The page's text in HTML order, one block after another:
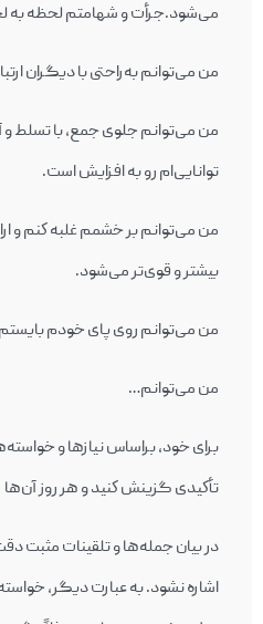
می‌شود.جرأت و شهامتم لحظه به
من می‌توانم به‌راحتی با ديگران
من می‌توانم جلوی جمع، با تسلط
توانايی‌ام رو به افزايش است.
من می‌توانم بر خشمم غلبه كنم و
بيشتر و قوی‌تر می‌شود.
من می‌توانم روی پای خودم
من می‌توانم…
برای خود، براساس نيازها و
تأكيدی گزينش كنيد و هر روز آن‌ها
در بيان جمله‌ها و تلقينات مثبت
اشاره نشود. به عبارت دیگر،